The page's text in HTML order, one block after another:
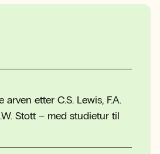
arven etter C.S. Lewis, F.A.
Stott – med studietur til